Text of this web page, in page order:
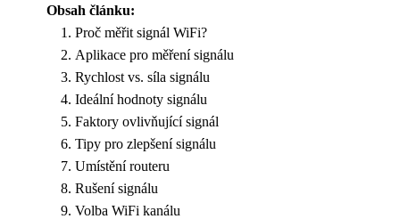
Obsah článku:
Proč měřit signál WiFi?
Aplikace pro měření signálu
Rychlost vs. síla signálu
Ideální hodnoty signálu
Faktory ovlivňující signál
Tipy pro zlepšení signálu
Umístění routeru
Rušení signálu
Volba WiFi kanálu